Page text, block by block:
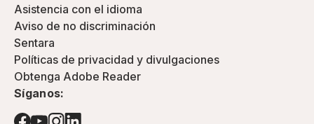
Asistencia con el idioma
Aviso de no discriminación
Sentara
Políticas de privacidad y divulgaciones
Obtenga Adobe Reader
Síganos: